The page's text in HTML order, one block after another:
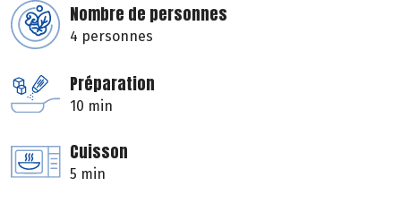
Nombre de personnes
4 personnes
Préparation
10 min
Cuisson
5 min